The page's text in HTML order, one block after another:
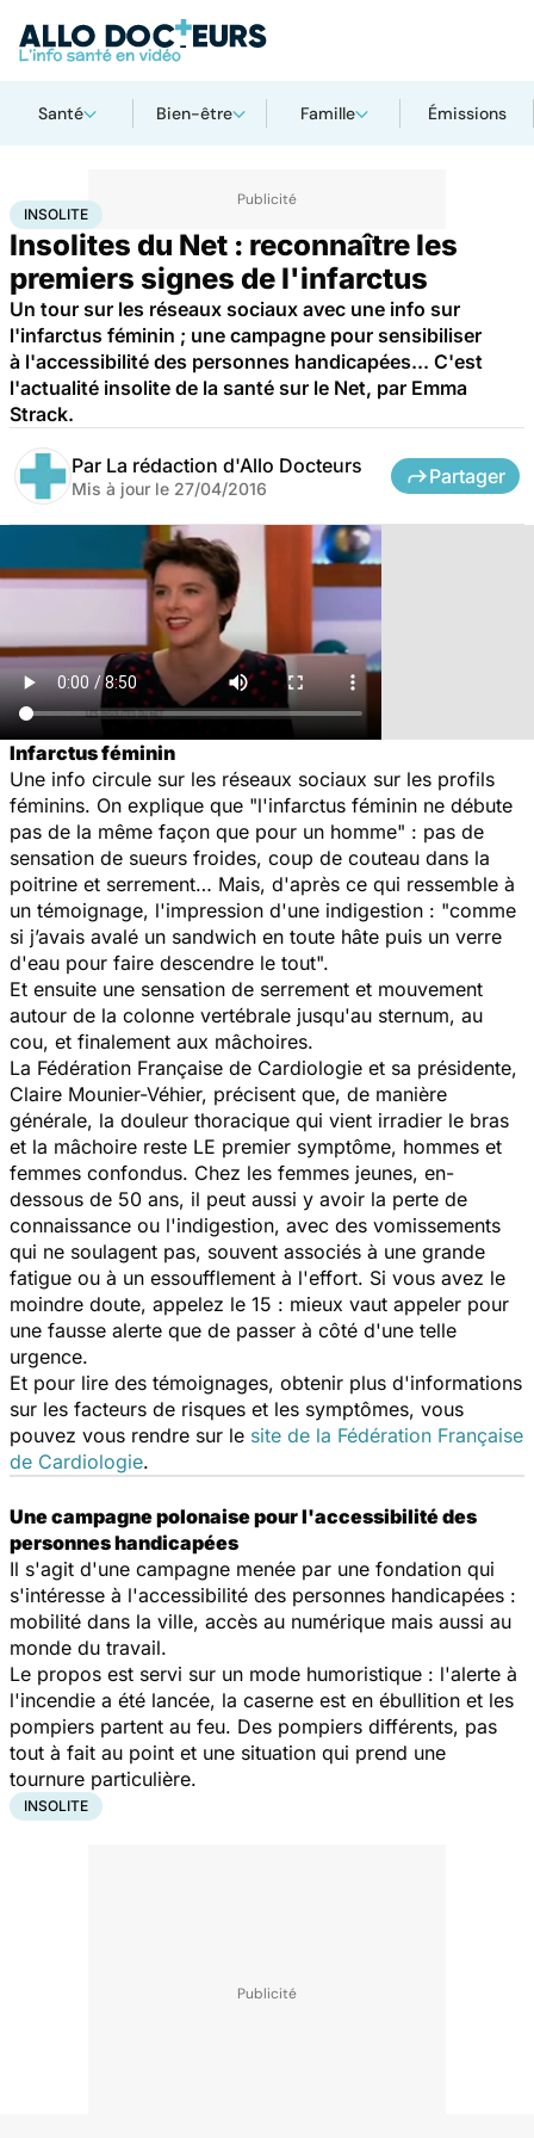
Santé Bien-être Famille Émissions
AccueilSanté
INSOLITE
Insolites du Net : reconnaître les
premiers signes de l'infarctus
Un tour sur les réseaux sociaux avec une info sur
l'infarctus féminin ; une campagne pour sensibiliser
à l'accessibilité des personnes handicapées... C'est
l'actualité insolite de la santé sur le Net, par Emma
Strack.
Par La rédaction d'Allo Docteurs
Mis à jour le 27/04/2016
Partager
Infarctus féminin
Une info circule sur les réseaux sociaux sur les profils
féminins. On explique que "l'infarctus féminin ne débute
pas de la même façon que pour un homme" : pas de
sensation de sueurs froides, coup de couteau dans la
poitrine et serrement… Mais, d'après ce qui ressemble à
un témoignage, l'impression d'une indigestion : "comme
si j’avais avalé un sandwich en toute hâte puis un verre
d'eau pour faire descendre le tout".
Et ensuite une sensation de serrement et mouvement
autour de la colonne vertébrale jusqu'au sternum, au
cou, et finalement aux mâchoires.
La Fédération Française de Cardiologie et sa présidente,
Claire Mounier-Véhier, précisent que, de manière
générale, la douleur thoracique qui vient irradier le bras
et la mâchoire reste LE premier symptôme, hommes et
femmes confondus. Chez les femmes jeunes, en-
dessous de 50 ans, il peut aussi y avoir la perte de
connaissance ou l'indigestion, avec des vomissements
qui ne soulagent pas, souvent associés à une grande
fatigue ou à un essoufflement à l'effort. Si vous avez le
moindre doute, appelez le 15 : mieux vaut appeler pour
une fausse alerte que de passer à côté d'une telle
urgence.
Et pour lire des témoignages, obtenir plus d'informations
sur les facteurs de risques et les symptômes, vous
pouvez vous rendre sur le site de la Fédération Française
de Cardiologie.
Une campagne polonaise pour l'accessibilité des
personnes handicapées
Il s'agit d'une campagne menée par une fondation qui
s'intéresse à l'accessibilité des personnes handicapées :
mobilité dans la ville, accès au numérique mais aussi au
monde du travail.
Le propos est servi sur un mode humoristique : l'alerte à
l'incendie a été lancée, la caserne est en ébullition et les
pompiers partent au feu. Des pompiers différents, pas
tout à fait au point et une situation qui prend une
tournure particulière.
INSOLITE